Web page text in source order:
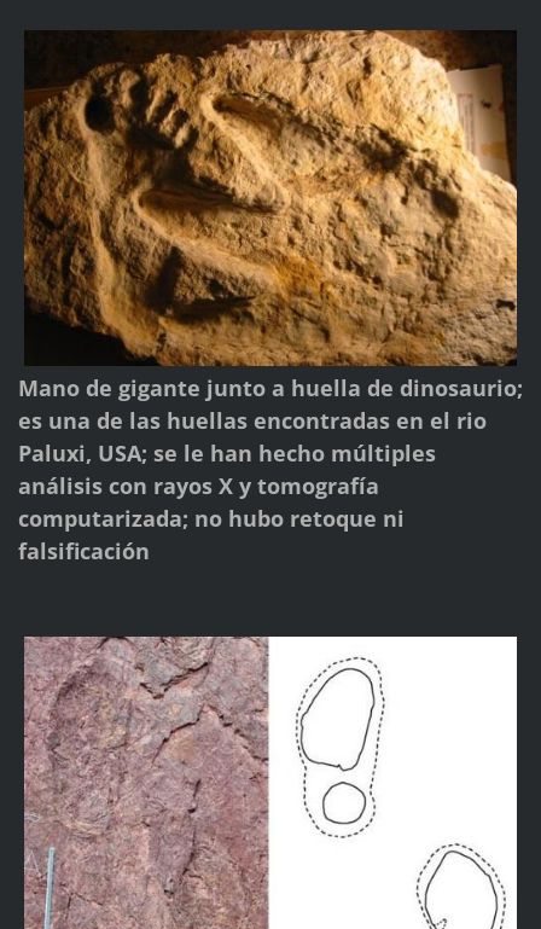
Mano de gigante junto a huella de dinosaurio;
es una de las huellas encontradas en el rio
Paluxi, USA; se le han hecho múltiples
análisis con rayos X y tomografía
computarizada; no hubo retoque ni
falsificación